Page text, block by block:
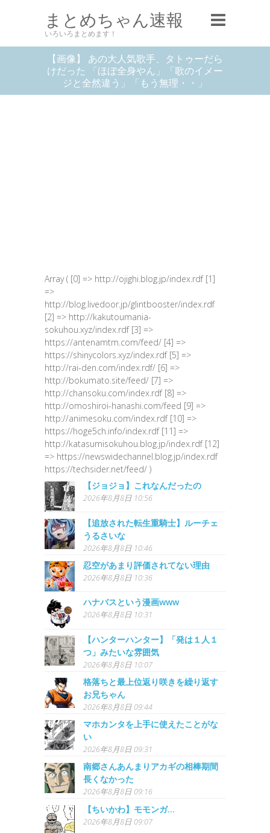
まとめちゃん速報
いろいろまとめます！
【画像】 あの大人気歌手、タトゥーだら
けだった 「ほぼ全身やん」「歌のイメー
ジと全然違う」「もう無理・・」
Array ( [0] => http://ojighi.blog.jp/index.rdf [1]
=>
http://blog.livedoor.jp/glintbooster/index.rdf
[2] => http://kakutoumania-
sokuhou.xyz/index.rdf [3] =>
https://antenamtm.com/feed/ [4] =>
https://shinycolors.xyz/index.rdf [5] =>
http://rai-den.com/index.rdf/ [6] =>
http://bokumato.site/feed/ [7] =>
http://chansoku.com/index.rdf [8] =>
http://omoshiroi-hanashi.com/feed [9] =>
http://animesoku.com/index.rdf [10] =>
https://hoge5ch.info/index.rdf [11] =>
http://katasumisokuhou.blog.jp/index.rdf [12]
=> https://newswidechannel.blog.jp/index.rdf
https://techsider.net/feed/ )
【ジョジョ】これなんだったの
2026年8月8日 10:56
【追放された転生重騎士】ルーチェ
うるさいな
2026年8月8日 10:46
忍空があまり評価されてない理由
2026年8月8日 10:36
ハナバスという漫画www
2026年8月8日 10:31
【ハンターハンター】「発は１人１
つ」みたいな雰囲気
2026年8月8日 10:07
格落ちと最上位返り咲きを繰り返す
お兄ちゃん
2026年8月8日 09:44
マホカンタを上手に使えたことがな
い
2026年8月8日 09:31
南郷さんあんまりアカギの相棒期間
長くなかった
2026年8月8日 09:16
【ちいかわ】モモンガ...
2026年8月8日 09:07